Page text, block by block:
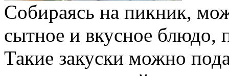
Собираясь на пикник,
сытное и вкусное
Такие закуски можно